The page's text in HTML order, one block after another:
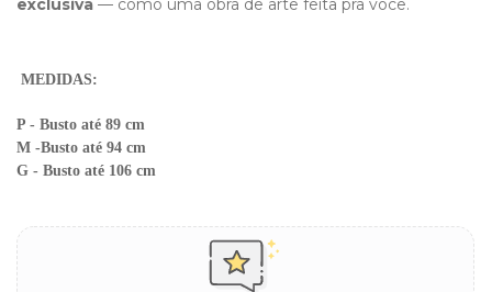
MEDIDAS:
P - Busto até 89 cm
M -Busto até 94 cm
G - Busto até 106 cm